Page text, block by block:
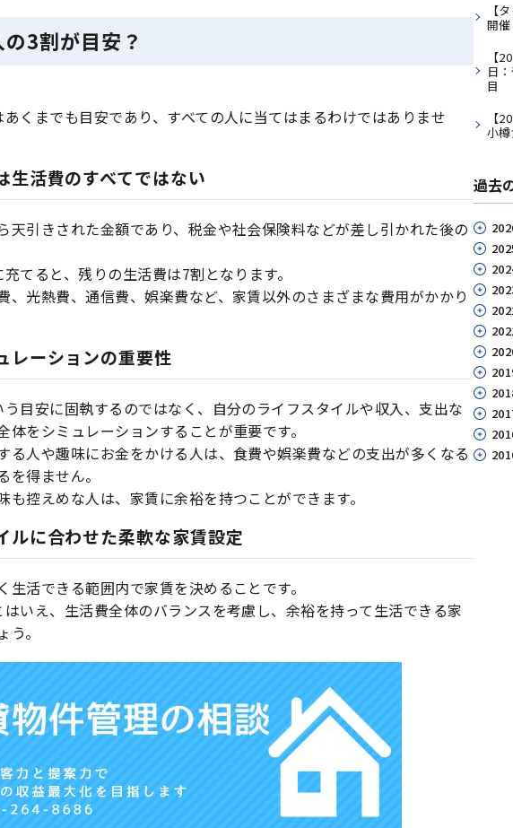
3割が目安？
くまでも目安であり、すべての人に当てはまるわけではありませ
生活費のすべてではない
天引きされた金額であり、税金や社会保険料などが差し引かれた後の
てると、残りの生活費は7割となります。
、光熱費、通信費、娯楽費など、家賃以外のさまざまな費用がかかり
レーションの重要性
う目安に固執するのではなく、自分のライフスタイルや収入、支出な
体をシミュレーションすることが重要です。
る人や趣味にお金をかける人は、食費や娯楽費などの支出が多くなる
を得ません。
も控えめな人は、家賃に余裕を持つことができます。
ルに合わせた柔軟な家賃設定
生活できる範囲内で家賃を決めることです。
いえ、生活費全体のバランスを考慮し、余裕を持って生活できる家
。
【
開
【
日
目
【
小
過去